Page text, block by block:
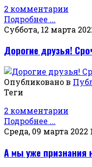
2 комментарии
Подробнее ...
Суббота, 12 марта
Дорогие друзья!
Опубликовано в
Теги
2 комментарии
Подробнее ...
Среда, 09 марта 2022
А мы уже признания